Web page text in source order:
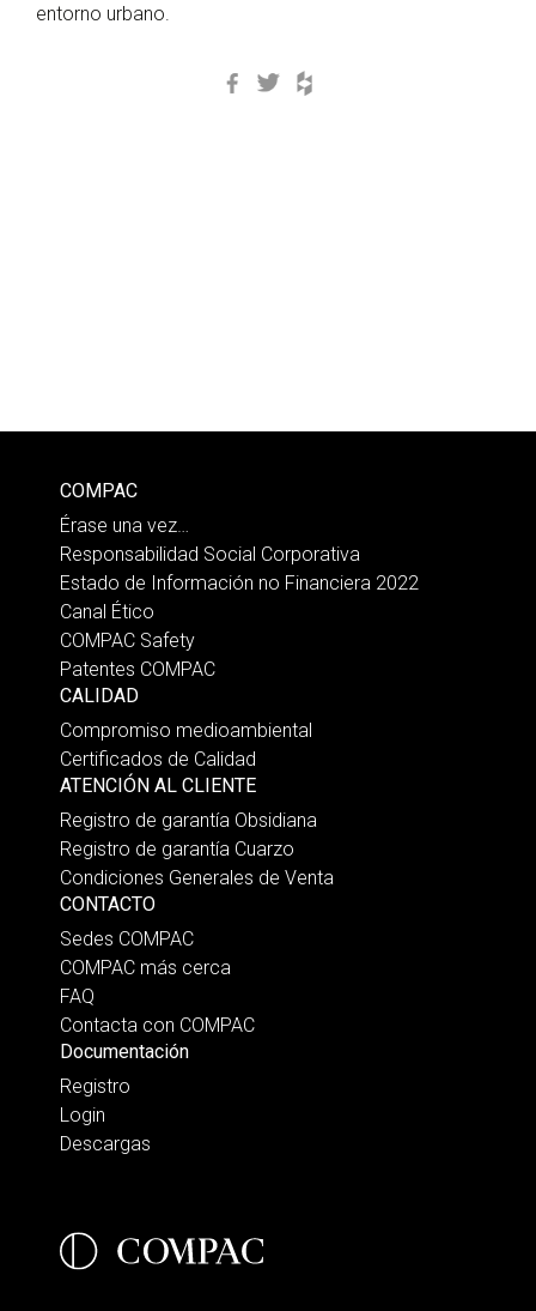
entorno urbano.
Facebook
Twitter
COMPAC
Érase una vez…
Responsabilidad Social Corporativa
Estado de Información no Financiera 2022
Canal Ético
COMPAC Safety
Patentes COMPAC
CALIDAD
Compromiso medioambiental
Certificados de Calidad
ATENCIÓN AL CLIENTE
Registro de garantía Obsidiana
Registro de garantía Cuarzo
Condiciones Generales de Venta
CONTACTO
Sedes COMPAC
COMPAC más cerca
FAQ
Contacta con COMPAC
Documentación
Registro
Login
Descargas